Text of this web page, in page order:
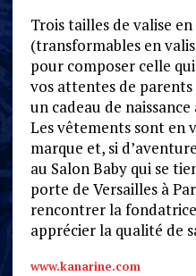
Trois tailles de valise
(transformables en
pour composer celle
vos attentes de
un cadeau de
Les vêtements sont en
marque et, si
au Salon Baby qui se
porte de Versailles à
rencontrer la
apprécier la qualité de
www.kanarine.com